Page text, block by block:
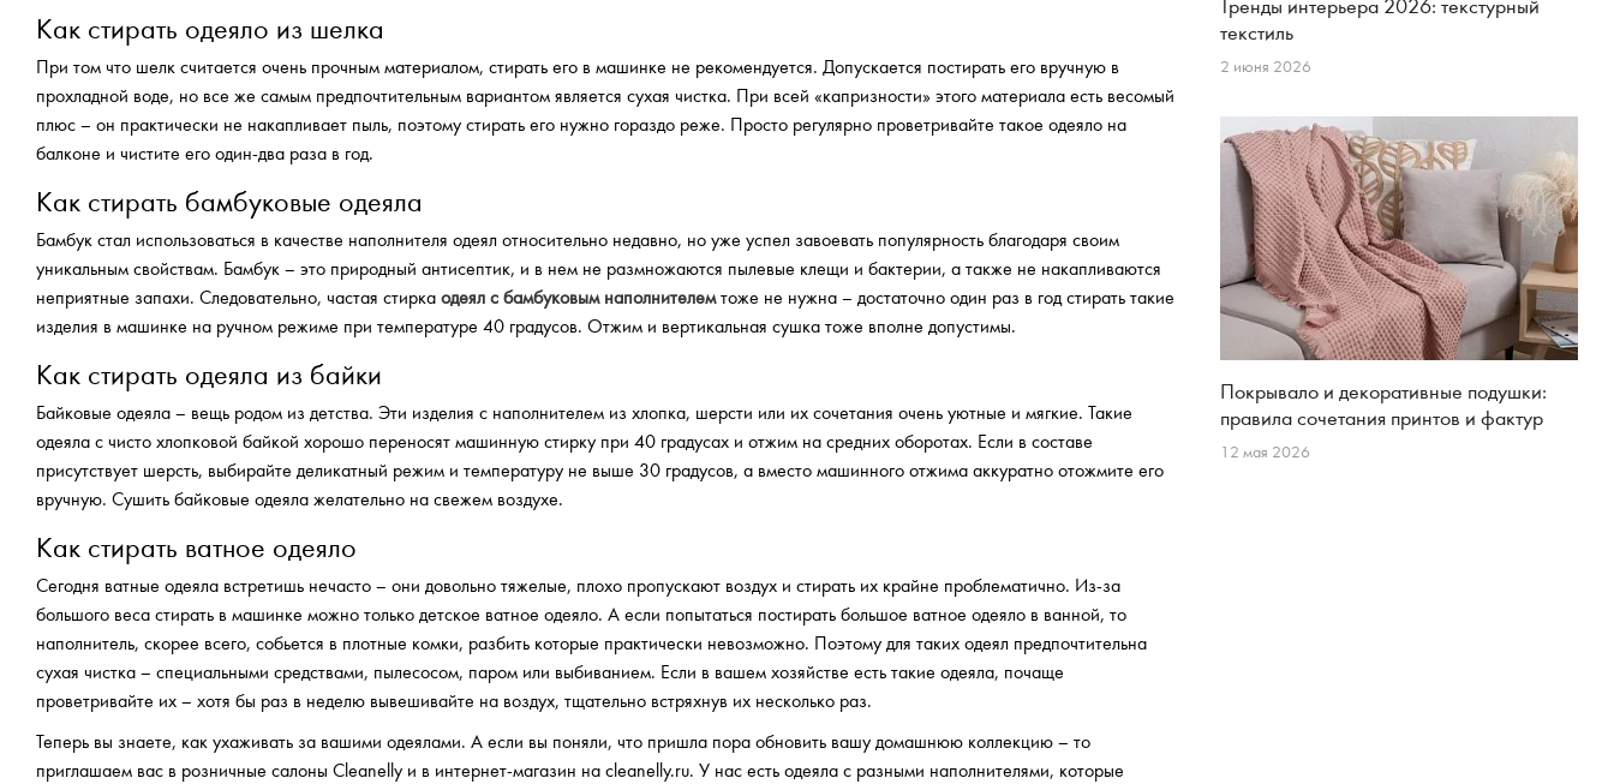
Как стирать одеяло из шелка
При том что шелк считается очень прочным материалом, стирать его в машинке не рекомендуется. Допускается постирать его вручную в
прохладной воде, но все же самым предпочтительным вариантом является сухая чистка. При всей «капризности» этого материала есть весомый
плюс – он практически не накапливает пыль, поэтому стирать его нужно гораздо реже. Просто регулярно проветривайте такое одеяло на
балконе и чистите его один-два раза в год.
Как стирать бамбуковые одеяла
Бамбук стал использоваться в качестве наполнителя одеял относительно недавно, но уже успел завоевать популярность благодаря своим
уникальным свойствам. Бамбук – это природный антисептик, и в нем не размножаются пылевые клещи и бактерии, а также не накапливаются
неприятные запахи. Следовательно, частая стирка одеял с бамбуковым наполнителемтоже не нужна – достаточно один раз в год стирать такие
изделия в машинке на ручном режиме при температуре 40 градусов. Отжим и вертикальная сушка тоже вполне допустимы.
Как стирать одеяла из байки
Байковые одеяла – вещь родом из детства. Эти изделия с наполнителем из хлопка, шерсти или их сочетания очень уютные и мягкие. Такие
одеяла с чисто хлопковой байкой хорошо переносят машинную стирку при 40 градусах и отжим на средних оборотах. Если в составе
присутствует шерсть, выбирайте деликатный режим и температуру не выше 30 градусов, а вместо машинного отжима аккуратно отожмите его
вручную. Сушить байковые одеяла желательно на свежем воздухе.
Как стирать ватное одеяло
Сегодня ватные одеяла встретишь нечасто – они довольно тяжелые, плохо пропускают воздух и стирать их крайне проблематично. Из-за
большого веса стирать в машинке можно только детское ватное одеяло. А если попытаться постирать большое ватное одеяло в ванной, то
наполнитель, скорее всего, собьется в плотные комки, разбить которые практически невозможно. Поэтому для таких одеял предпочтительна
сухая чистка – специальными средствами, пылесосом, паром или выбиванием. Если в вашем хозяйстве есть такие одеяла, почаще
проветривайте их – хотя бы раз в неделю вывешивайте на воздух, тщательно встряхнув их несколько раз.
Теперь вы знаете, как ухаживать за вашими одеялами. А если вы поняли, что пришла пора обновить вашу домашнюю коллекцию – то
приглашаем вас в розничные салоны Cleanelly и в интернет-магазин на cleanelly.ru. У нас есть одеяла с разными наполнителями, которые
Тренды интерьера 2026: текстурный
текстиль
2 июня 2026
Покрывало и декоративные подушки:
правила сочетания принтов и фактур
12 мая 2026
✖